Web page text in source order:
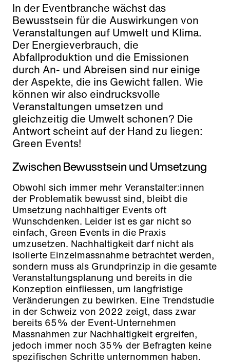
In der Eventbranche wächst das
Bewusstsein für die Auswirkungen von
Veranstaltungen auf Umwelt und Klima.
Der Energieverbrauch, die
Abfallproduktion und die Emissionen
durch An- und Abreisen sind nur einige
der Aspekte, die ins Gewicht fallen. Wie
können wir also eindrucksvolle
Veranstaltungen umsetzen und
gleichzeitig die Umwelt schonen? Die
Antwort scheint auf der Hand zu liegen:
Green Events!
Zwischen Bewusstsein und Umsetzung
Obwohl sich immer mehr Veranstalter:innen
der Problematik bewusst sind, bleibt die
Umsetzung nachhaltiger Events oft
Wunschdenken. Leider ist es gar nicht so
einfach, Green Events in die Praxis
umzusetzen. Nachhaltigkeit darf nicht als
isolierte Einzelmassnahme betrachtet werden,
sondern muss als Grundprinzip in die gesamte
Veranstaltungsplanung und bereits in die
Konzeption einfliessen, um langfristige
Veränderungen zu bewirken. Eine Trendstudie
in der Schweiz von 2022 zeigt, dass zwar
bereits 65% der Event-Unternehmen
Massnahmen zur Nachhaltigkeit ergreifen,
jedoch immer noch 35% der Befragten keine
spezifischen Schritte unternommen haben.